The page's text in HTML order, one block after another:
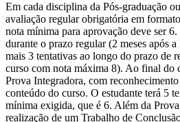
Em cada disciplina da Pós-graduação
avaliação regular obrigatória em
nota mínima para aprovação deve ser
durante o prazo regular (2 meses após
mais 3 tentativas ao longo do prazo de
curso com nota máxima 8). Ao final do
Prova Integradora, com
conteúdo do curso. O estudante terá 5
mínima exigida, que é 6. Além da
realização de um Trabalho de